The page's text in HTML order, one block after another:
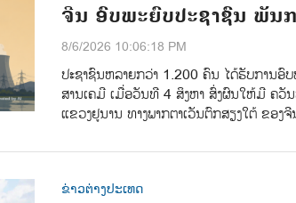
ຈີນ ອົບພະຍົບປະຊາຊົນ ພັນ
8/6/2026 10:06:18 PM
ປະຊາຊົນຫລາຍກວ່າ 1.200 ຄົນ ໄດ້ຮັບການອົ
ສານເຄມີ ເມື່ອວັນທີ 4 ສິງຫາ ສົ່ງຜົນໃຫ້ມີ ຄວັ
ແຂວງຢູນານ ທາງພາກຕາເວັນຕົກສຽງໃຕ້ ຂອງຈີ
ຂ່າວຕ່າງປະເທດ